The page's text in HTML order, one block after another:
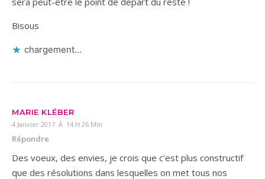
Bisous
chargement…
MARIE KLÉBER
4 Janvier 2017 À 14 H 26 Min
Répondre
Des voeux, des envies, je crois que c’est plus constructif
que des résolutions dans lesquelles on met tous nos